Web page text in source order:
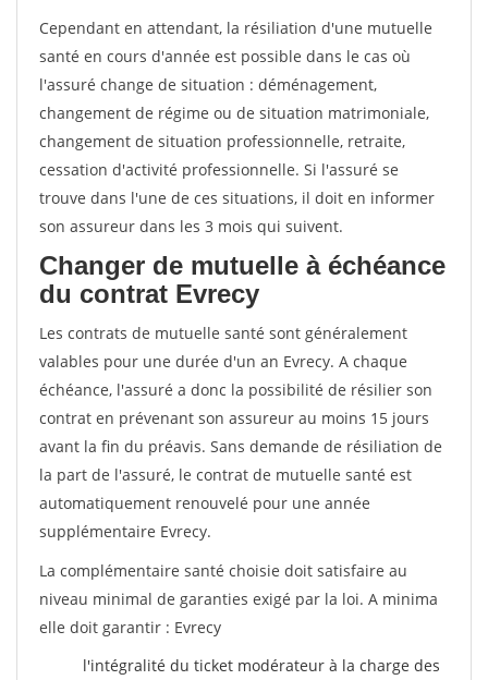
Cependant en attendant, la résiliation d'une mutuelle
santé en cours d'année est possible dans le cas où
l'assuré change de situation : déménagement,
changement de régime ou de situation matrimoniale,
changement de situation professionnelle, retraite,
cessation d'activité professionnelle. Si l'assuré se
trouve dans l'une de ces situations, il doit en informer
son assureur dans les 3 mois qui suivent.
Changer de mutuelle à échéance
du contrat Evrecy
Les contrats de mutuelle santé sont généralement
valables pour une durée d'un an Evrecy. A chaque
échéance, l'assuré a donc la possibilité de résilier son
contrat en prévenant son assureur au moins 15 jours
avant la fin du préavis. Sans demande de résiliation de
la part de l'assuré, le contrat de mutuelle santé est
automatiquement renouvelé pour une année
supplémentaire Evrecy.
La complémentaire santé choisie doit satisfaire au
niveau minimal de garanties exigé par la loi. A minima
elle doit garantir : Evrecy
l'intégralité du ticket modérateur à la charge des